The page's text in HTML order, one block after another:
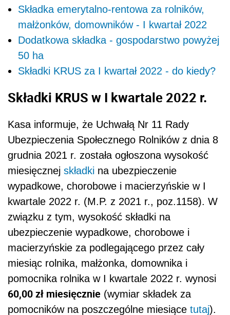
Składka emerytalno-rentowa za rolników,
małżonków, domowników - I kwartał 2022
Dodatkowa składka - gospodarstwo powyżej
50 ha
Składki KRUS za I kwartał 2022 - do kiedy?
Składki KRUS w I kwartale 2022 r.
Kasa informuje, że Uchwałą Nr 11 Rady
Ubezpieczenia Społecznego Rolników z dnia 8
grudnia 2021 r. została ogłoszona wysokość
miesięcznej składki na ubezpieczenie
wypadkowe, chorobowe i macierzyńskie w I
kwartale 2022 r. (M.P. z 2021 r., poz.1158). W
związku z tym, wysokość składki na
ubezpieczenie wypadkowe, chorobowe i
macierzyńskie za podlegającego przez cały
miesiąc rolnika, małżonka, domownika i
pomocnika rolnika w I kwartale 2022 r. wynosi
60,00 zł miesięcznie (wymiar składek za
pomocników na poszczególne miesiące tutaj).